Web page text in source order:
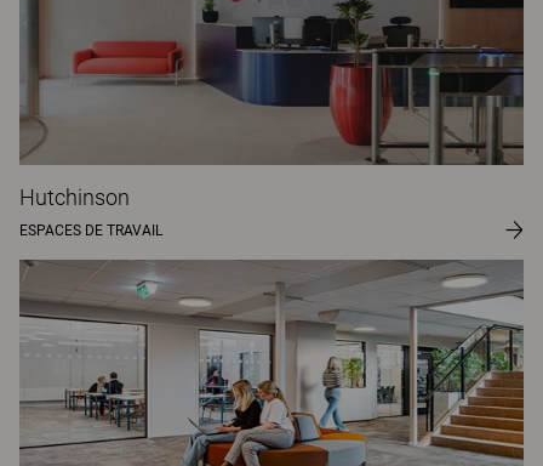
Hutchinson
ESPACES DE TRAVAIL